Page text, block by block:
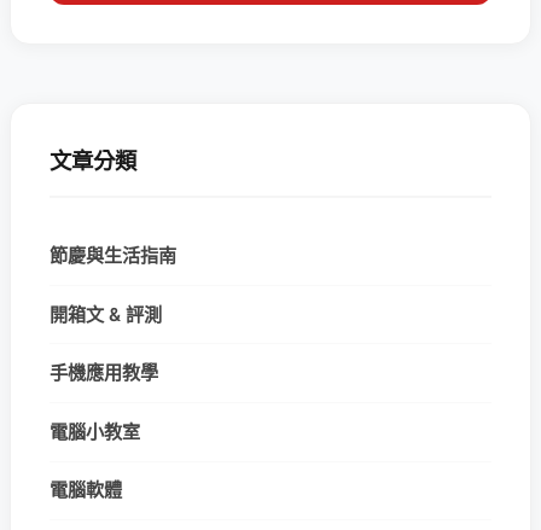
文章分類
節慶與生活指南
開箱文 & 評測
手機應用教學
電腦小教室
電腦軟體